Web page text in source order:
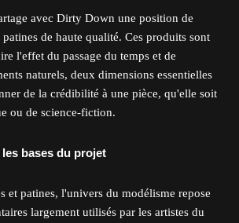
avec Dirty Down une position de
de haute qualité. Ces produits sont
l'effet du passage du temps et de
naturels, deux dimensions essentielles
de la crédibilité à une pièce, qu'elle soit
ou de science-fiction.
bases du projet
et patines, l'univers du modélisme repose
largement utilisés par les artistes du